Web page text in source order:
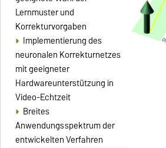
Lernmuster und
Korrekturvorgaben
Implementierung des
neuronalen Korrekturnetzes
mit geeigneter
Hardwareunterstützung in
Video-Echtzeit
Breites
Anwendungsspektrum der
entwickelten Verfahren